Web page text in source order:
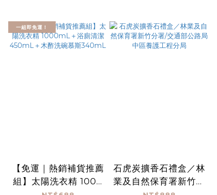
一組即免運！
【免運｜熱銷補貨推薦
組】太陽洗衣精 1000
石虎炭擴香石禮盒／林
業及自然保育署新竹分